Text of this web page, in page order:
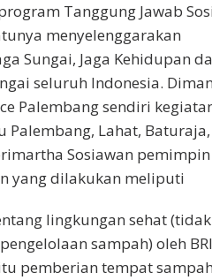
Tanggung Jawab
menyelenggarakan
Sungai, Jaga Kehidupan
seluruh Indonesia.
Palembang sendiri
Lahat, Baturaja,
Sosiawan pemimpin
yang dilakukan meliputi
lingkungan sehat (tidak
sampah) oleh BRI
pemberian tempat sampah